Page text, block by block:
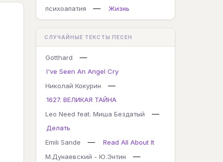
психоапатия
— Жизнь
СЛУЧАЙНЫЕ ТЕКСТЫ ПЕСЕН
Gotthard —
I've Seen An Angel Cry
Николай Кокурин
—
1627. ВЕЛИКАЯ ТАЙНА
Leo Need feat. Миша Бездатый
—
Делать
Emili Sande
—
Read All About It
М.Дунаевский - Ю.Энтин
—